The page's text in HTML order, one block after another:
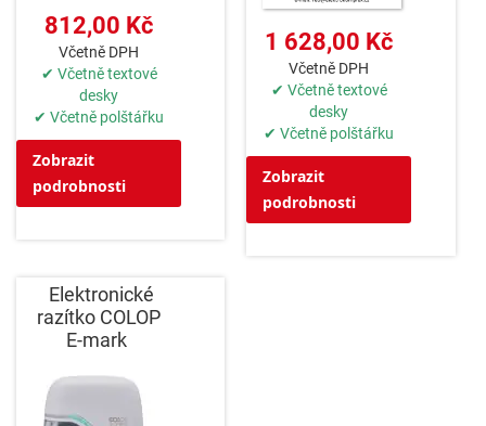
812,00 Kč
Včetně DPH
✔ Včetně textové
desky
✔ Včetně polštářku
Zobrazit
podrobnosti
1 628,00 Kč
Včetně DPH
✔ Včetně textové
desky
✔ Včetně polštářku
Zobrazit
podrobnosti
Elektronické
razítko COLOP
E-mark